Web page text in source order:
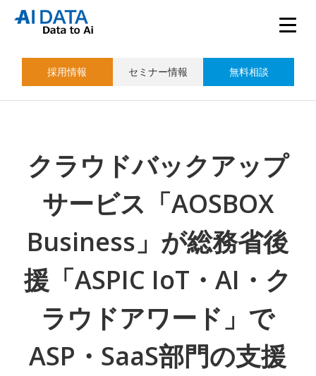
採用情報 セミナー情報 無料相談
クラウドバックアップ
サービス「AOSBOX
Business」が総務省後
援「ASPIC IoT・AI・ク
ラウドアワード」で
ASP・SaaS部門の支援